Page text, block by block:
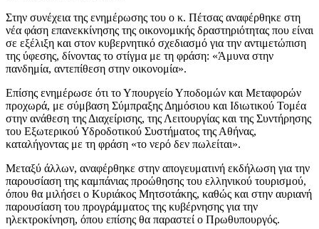
Στην συνέχεια της ενημέρωσης του ο κ. Πέτσας αναφέρθηκε στη
νέα φάση επανεκκίνησης της οικονομικής δραστηριότητας που είναι
σε εξέλιξη και στον κυβερνητικό σχεδιασμό για την αντιμετώπιση
της ύφεσης, δίνοντας το στίγμα με τη φράση: «Άμυνα στην
πανδημία, αντεπίθεση στην οικονομία».
Επίσης ενημέρωσε ότι το Υπουργείο Υποδομών και Μεταφορών
προχωρά, με σύμβαση Σύμπραξης Δημόσιου και Ιδιωτικού Τομέα
στην ανάθεση της Διαχείρισης, της Λειτουργίας και της Συντήρησης
του Εξωτερικού Υδροδοτικού Συστήματος της Αθήνας,
καταλήγοντας με τη φράση «το νερό δεν πωλείται».
Μεταξύ άλλων, αναφέρθηκε στην απογευματινή εκδήλωση για την
παρουσίαση της καμπάνιας προώθησης του ελληνικού τουρισμού,
όπου θα μιλήσει ο Κυριάκος Μητσοτάκης, καθώς και στην αυριανή
παρουσίαση του προγράμματος της κυβέρνησης για την
ηλεκτροκίνηση, όπου επίσης θα παραστεί ο Πρωθυπουργός.